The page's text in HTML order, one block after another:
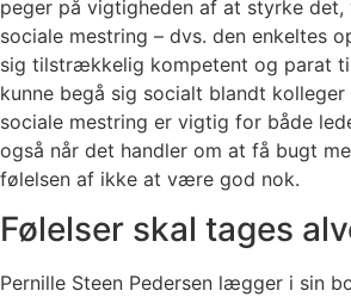
peger på vigtigheden af at styrke
sociale mestring – dvs. den enkeltes
sig tilstrækkelig kompetent og parat
kunne begå sig socialt blandt kolleger
sociale mestring er vigtig for både
også når det handler om at få bugt
følelsen af ikke at være god nok.
Følelser skal tages
Pernille Steen Pedersen lægger i sin